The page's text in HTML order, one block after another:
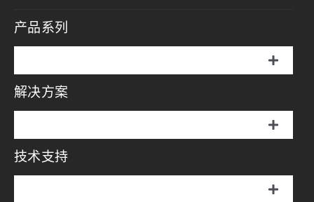
产品系列
切
航
伞罩灯
说明书
解决方案
切
航
摄影方案
技术支持
切